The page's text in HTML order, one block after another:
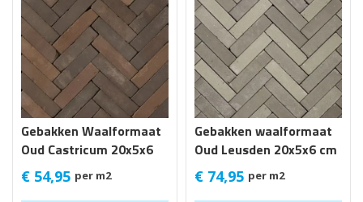
Gebakken Waalformaat
Oud Castricum 20x5x6
cm getr
€ 54,95 per m2
Gebakken waalformaat
Oud Leusden 20x5x6 cm
€ 74,95 per m2